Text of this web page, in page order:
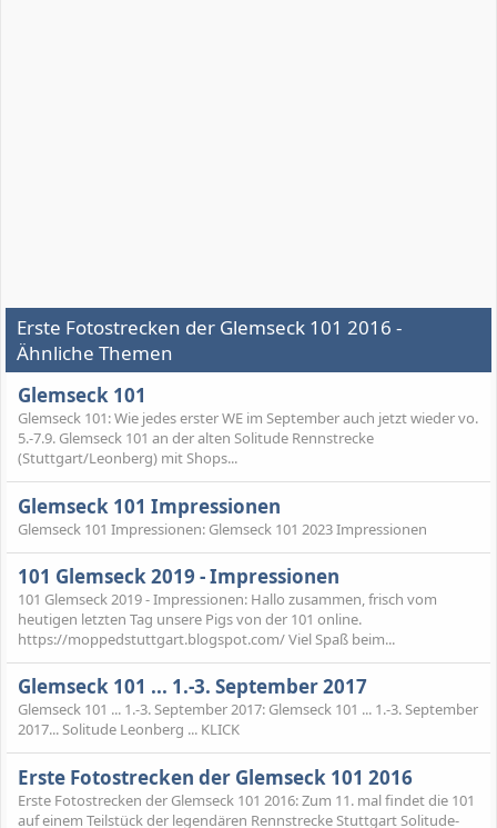
Erste Fotostrecken der Glemseck 101 2016 -
Ähnliche Themen
Glemseck 101
Glemseck 101: Wie jedes erster WE im September auch jetzt wieder vo.
5.-7.9. Glemseck 101 an der alten Solitude Rennstrecke
(Stuttgart/Leonberg) mit Shops...
Glemseck 101 Impressionen
Glemseck 101 Impressionen: Glemseck 101 2023 Impressionen
101 Glemseck 2019 - Impressionen
101 Glemseck 2019 - Impressionen: Hallo zusammen, frisch vom
heutigen letzten Tag unsere Pigs von der 101 online.
https://moppedstuttgart.blogspot.com/ Viel Spaß beim...
Glemseck 101 ... 1.-3. September 2017
Glemseck 101 ... 1.-3. September 2017: Glemseck 101 ... 1.-3. September
2017... Solitude Leonberg ... KLICK
Erste Fotostrecken der Glemseck 101 2016
Erste Fotostrecken der Glemseck 101 2016: Zum 11. mal findet die 101
auf einem Teilstück der legendären Rennstrecke Stuttgart Solitude-